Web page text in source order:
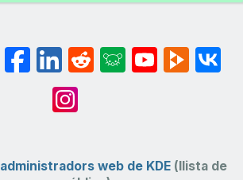
administradors web de KDE (llista de